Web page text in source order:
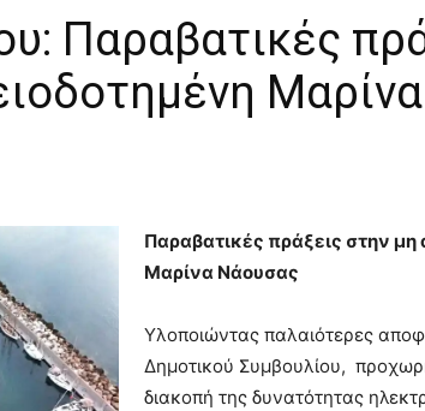
Παραβατικές
Μαρίνα
Παραβατικές πράξεις στην μη
Μαρίνα Νάουσας
Υλοποιώντας παλαιότερες
Δημοτικού Συμβουλίου,
διακοπή της δυνατότητας